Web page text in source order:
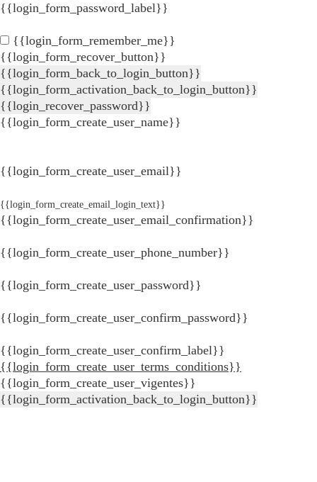
{{login_form_password_label}}
{{login_form_remember_me}}
{{login_form_recover_button}}
{{login_form_back_to_login_button}}
{{login_form_activation_back_to_login_button}}
{{login_recover_password}}
{{login_form_create_user_name}}
{{login_form_create_user_email}}
{{login_form_create_email_login_text}}
{{login_form_create_user_email_confirmation}}
{{login_form_create_user_phone_number}}
{{login_form_create_user_password}}
{{login_form_create_user_confirm_password}}
{{login_form_create_user_confirm_label}}
{{login_form_create_user_terms_conditions}}
{{login_form_create_user_vigentes}}
{{login_form_activation_back_to_login_button}}